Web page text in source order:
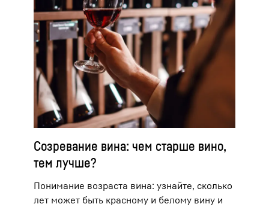
Созревание вина: чем старше вино,
тем лучше?
Понимание возраста вина: узнайте, сколько
лет может быть красному и белому вину и